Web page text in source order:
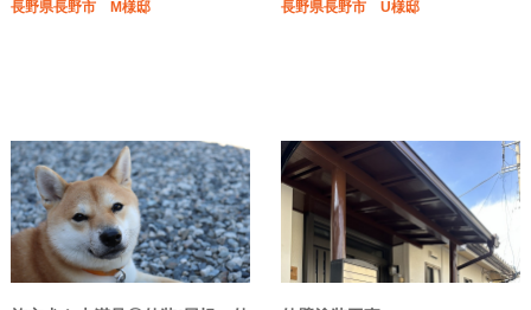
長野県長野市 M様邸 長野県長野市 U様邸